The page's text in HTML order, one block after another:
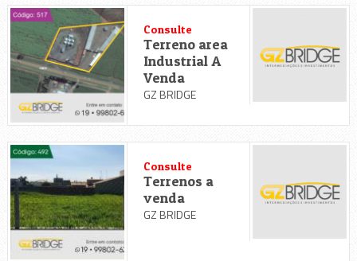
Consulte
Terreno area
Industrial A
Venda
GZ BRIDGE
Consulte
Terrenos a
venda
GZ BRIDGE